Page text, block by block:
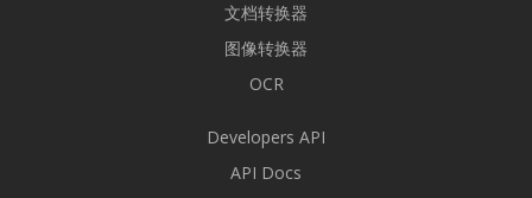
文档转换器
图像转换器
OCR
Developers API
API Docs